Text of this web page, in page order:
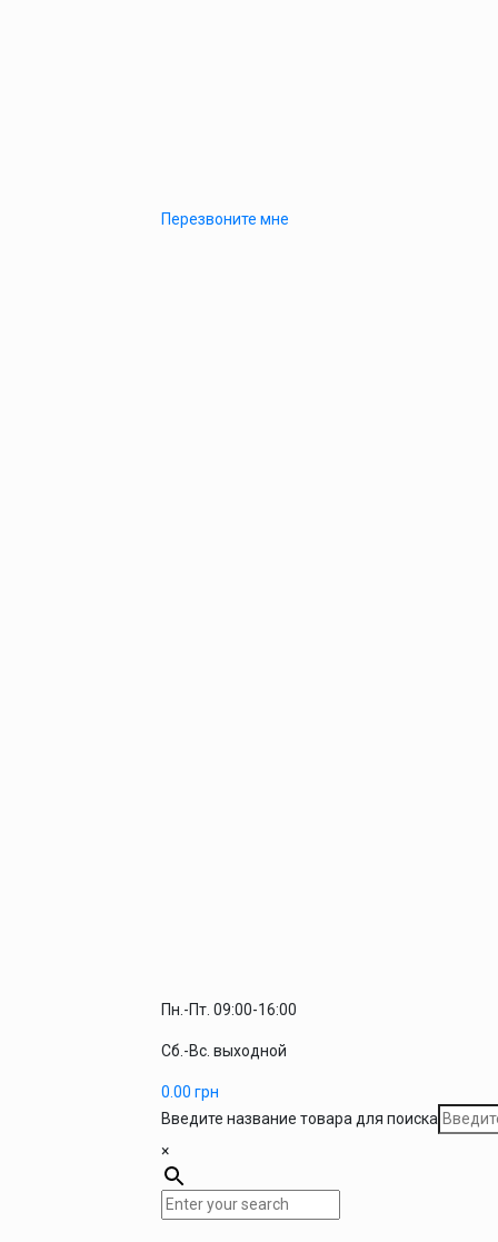
Перезвоните мне
Пн.-Пт. 09:00-16:00
Сб.-Вс. выходной
0.00 грн
Введите название товара для поиска
×